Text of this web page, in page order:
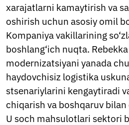
xarajatlarni kamaytirish va
oshirish uchun asosiy omil
Kompaniya vakillarining
boshlang‘ich nuqta.
modernizatsiyani yanada
haydovchisiz logistika
stsenariylarini kengaytiradi
chiqarish va boshqaruv
U soch mahsulotlari sektori